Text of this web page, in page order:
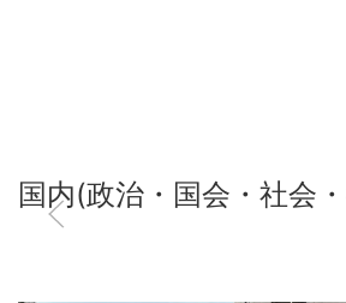
国内(政治・国会・社会